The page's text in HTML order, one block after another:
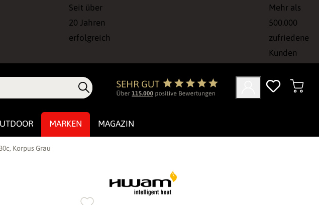
Seit über
20 Jahren
erfolgreich
Mehr als
500.000
zufriedene
Kunden
MARKEN MAGAZIN
Korpus Grau